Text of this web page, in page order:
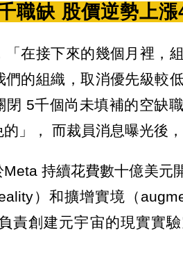
職缺 股價逆勢上漲
在接下來的幾個月裡，
們的組織，取消優先級較
閉 5千個尚未填補的空缺
」， 而裁員消息曝光後
持續花費數十億美元
）和擴增實境（
責創建元宇宙的現實實